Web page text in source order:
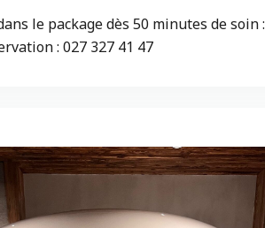
le package dès 50 minutes de soin :
: 027 327 41 47